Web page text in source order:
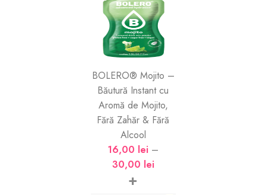
BOLERO® Mojito –
Băutură Instant cu
Aromă de Mojito,
Fără Zahăr & Fără
Alcool
16,00 lei –
30,00 lei
+